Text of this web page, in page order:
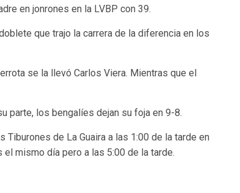
en jonrones en la LVBP con 39.
que trajo la carrera de la diferencia en los
se la llevó Carlos Viera. Mientras que el
parte, los bengalíes dejan su foja en 9-8.
de La Guaira a las 1:00 de la tarde en
mismo día pero a las 5:00 de la tarde.